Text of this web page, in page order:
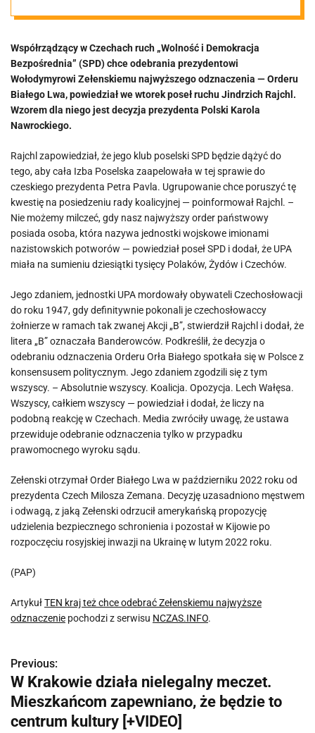
odznaczenie
Współrządzący w Czechach ruch „Wolność i Demokracja
Bezpośrednia” (SPD) chce odebrania prezydentowi
Wołodymyrowi Zełenskiemu najwyższego odznaczenia — Orderu
Białego Lwa, powiedział we wtorek poseł ruchu Jindrzich Rajchl.
Wzorem dla niego jest decyzja prezydenta Polski Karola
Nawrockiego.
Rajchl zapowiedział, że jego klub poselski SPD będzie dążyć do
tego, aby cała Izba Poselska zaapelowała w tej sprawie do
czeskiego prezydenta Petra Pavla. Ugrupowanie chce poruszyć tę
kwestię na posiedzeniu rady koalicyjnej — poinformował Rajchl. –
Nie możemy milczeć, gdy nasz najwyższy order państwowy
posiada osoba, która nazywa jednostki wojskowe imionami
nazistowskich potworów — powiedział poseł SPD i dodał, że UPA
miała na sumieniu dziesiątki tysięcy Polaków, Żydów i Czechów.
Jego zdaniem, jednostki UPA mordowały obywateli Czechosłowacji
do roku 1947, gdy definitywnie pokonali je czechosłowaccy
żołnierze w ramach tak zwanej Akcji „B”, stwierdził Rajchl i dodał, że
litera „B” oznaczała Banderowców. Podkreślił, że decyzja o
odebraniu odznaczenia Orderu Orła Białego spotkała się w Polsce z
konsensusem politycznym. Jego zdaniem zgodzili się z tym
wszyscy. – Absolutnie wszyscy. Koalicja. Opozycja. Lech Wałęsa.
Wszyscy, całkiem wszyscy — powiedział i dodał, że liczy na
podobną reakcję w Czechach. Media zwróciły uwagę, że ustawa
przewiduje odebranie odznaczenia tylko w przypadku
prawomocnego wyroku sądu.
Zełenski otrzymał Order Białego Lwa w październiku 2022 roku od
prezydenta Czech Milosza Zemana. Decyzję uzasadniono męstwem
i odwagą, z jaką Zełenski odrzucił amerykańską propozycję
udzielenia bezpiecznego schronienia i pozostał w Kijowie po
rozpoczęciu rosyjskiej inwazji na Ukrainę w lutym 2022 roku.
(PAP)
ArtykułTEN kraj też chce odebrać Zełenskiemu najwyższe
odznaczenie pochodzi z serwisu NCZAS.INFO.
N
a
w
Previous:
W Krakowie działa nielegalny meczet.
Mieszkańcom zapewniano, że będzie to
centrum kultury [+VIDEO]